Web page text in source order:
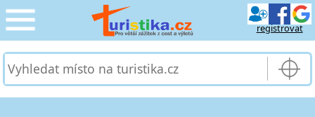
registrovat
CESTOVÁNÍ
SLUŽBY & DOPRAVA ›